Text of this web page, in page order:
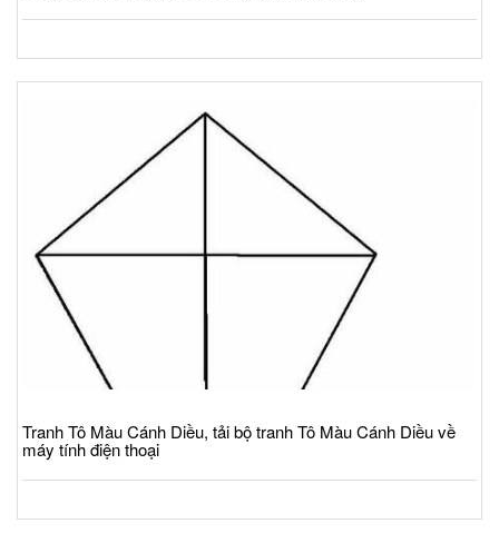
Tranh Tô Màu Cánh Diều, tải bộ tranh Tô Màu Cánh Diều về
máy tính điện thoại